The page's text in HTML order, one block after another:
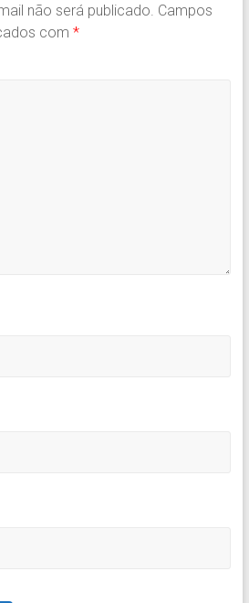
não será publicado. Campos
com *